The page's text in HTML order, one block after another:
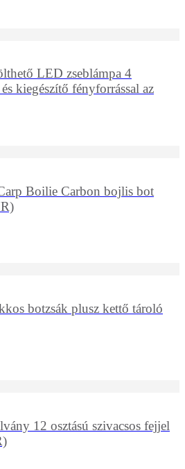
LED zseblámpa 4
kiegészítő fényforrással az
Boilie Carbon bojlis bot
botzsák plusz kettő tároló
12 osztású szivacsos fejjel